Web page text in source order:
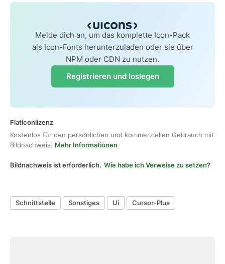
Melde dich an, um das komplette Icon-Pack
als Icon-Fonts herunterzuladen oder sie über
NPM oder CDN zu nutzen.
Registrieren und loslegen
Flaticonlizenz
Kostenlos für den persönlichen und kommerziellen Gebrauch mit
Bildnachweis. Mehr Informationen
Bildnachweis ist erforderlich. Wie habe ich Verweise zu setzen?
Schnittstelle Sonstiges Ui Cursor-Plus